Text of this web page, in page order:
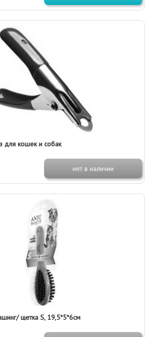
для кошек и собак
нет в наличии
щетка S, 19,5*5*6см